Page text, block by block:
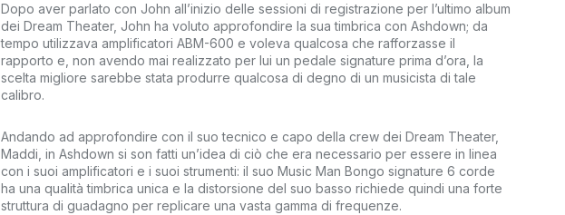
Dopo aver parlato con John all’inizio delle sessioni di registrazione per l’ultimo album
dei Dream Theater, John ha voluto approfondire la sua timbrica con Ashdown; da
tempo utilizzava amplificatori ABM-600 e voleva qualcosa che rafforzasse il
rapporto e, non avendo mai realizzato per lui un pedale signature prima d’ora, la
scelta migliore sarebbe stata produrre qualcosa di degno di un musicista di tale
calibro.
Andando ad approfondire con il suo tecnico e capo della crew dei Dream Theater,
Maddi, in Ashdown si son fatti un’idea di ciò che era necessario per essere in linea
con i suoi amplificatori e i suoi strumenti: il suo Music Man Bongo signature 6 corde
ha una qualità timbrica unica e la distorsione del suo basso richiede quindi una forte
struttura di guadagno per replicare una vasta gamma di frequenze.